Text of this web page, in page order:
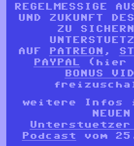
REGELMESSIGE
UND ZUKUNFT
ZU
AUF
PATREON ,
PAYPAL
(hier
BONUS
weitere Infos
NEUEN
Podcast
vom